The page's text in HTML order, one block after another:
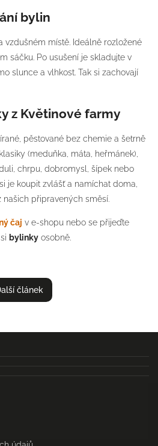
bylin
vzdušném místě. Ideálně rozložené
sáčku. Po usušení je skladujte v
slunce a vlhkost. Tak si zachovají
z Květinové farmy
pěstované bez chemie a šetrně
(meduňka, máta, heřmánek),
chrpu, dobromysl, šípek nebo
je koupit zvlášť a namíchat doma,
našich připravených směsí.
čaj v e-shopu nebo se přijeďte
bylinky osobně.
článek